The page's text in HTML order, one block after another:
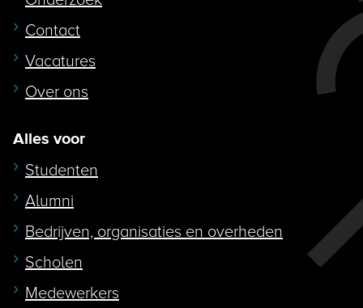
Contact
Vacatures
Over ons
Alles voor
Studenten
Alumni
Bedrijven, organisaties en overheden
Scholen
Medewerkers